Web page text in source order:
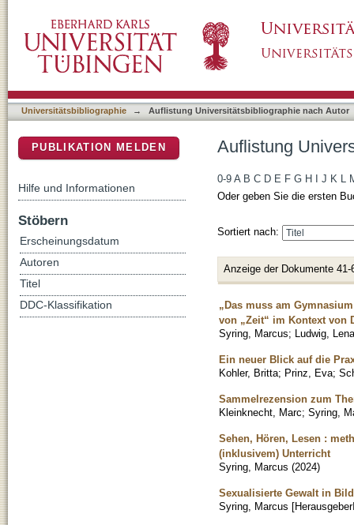
Universitätsbibliographie → Auflistung Universitätsbibliographie nach Autor
Auflistung
0-9 A B C D E F G H J K L
Oder geben Sie die ersten
Sortiert nach:
Anzeige der Dokumente 41-
„Das muss am
von „Zeit“ im Kontext von
Syring, Marcus; Ludwig, Lena
Ein neuer Blick auf die
Kohler, Britta; Prinz, Eva;
Sammelrezension zum
Kleinknecht, Marc; Syring,
Sehen, Hören, Lesen :
(inklusivem) Unterricht
Syring, Marcus (2024)
Sexualisierte Gewalt in
Syring, Marcus
PUBLIKATION MELDEN
Hilfe und Informationen
Stöbern
Erscheinungsdatum
Autoren
Titel
DDC-Klassifikation